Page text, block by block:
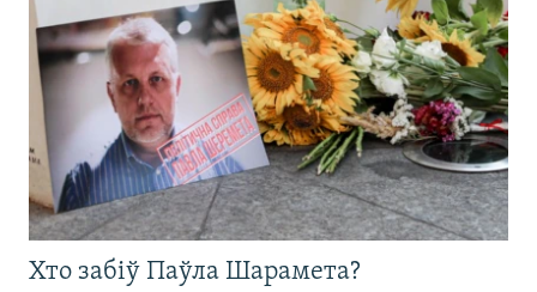
Хто забіў Паўла Шарамета?